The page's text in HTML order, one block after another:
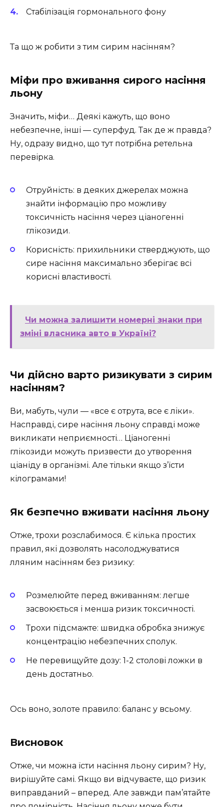
Стабілізація гормонального фону
Та що ж робити з тим сирим насінням?
Міфи про вживання сирого насіння
льону
Значить, міфи… Деякі кажуть, що воно
небезпечне, інші — суперфуд. Так де ж правда?
Ну, одразу видно, що тут потрібна ретельна
перевірка.
Отруйність: в деяких джерелах можна
знайти інформацію про можливу
токсичність насіння через ціаногенні
глікозиди.
Корисність: прихильники стверджують, що
сире насіння максимально зберігає всі
корисні властивості.
Чи можна залишити номерні знаки при
зміні власника авто в Україні?
Чи дійсно варто ризикувати з сирим
насінням?
Ви, мабуть, чули — «все є отрута, все є ліки».
Насправді, сире насіння льону справді може
викликати неприємності… Ціаногенні
глікозиди можуть призвести до утворення
ціаніду в організмі. Але тільки якщо з’їсти
кілограмами!
Як безпечно вживати насіння льону
Отже, трохи розслабимося. Є кілька простих
правил, які дозволять насолоджуватися
лляним насінням без ризику:
Розмелюйте перед вживанням: легше
засвоюється і менша ризик токсичності.
Трохи підсмажте: швидка обробка знижує
концентрацію небезпечних сполук.
Не перевищуйте дозу: 1-2 столові ложки в
день достатньо.
Ось воно, золоте правило: баланс у всьому.
Висновок
Отже, чи можна їсти насіння льону сирим? Ну,
вирішуйте самі. Якщо ви відчуваєте, що ризик
виправданий – вперед. Але завжди пам’ятайте